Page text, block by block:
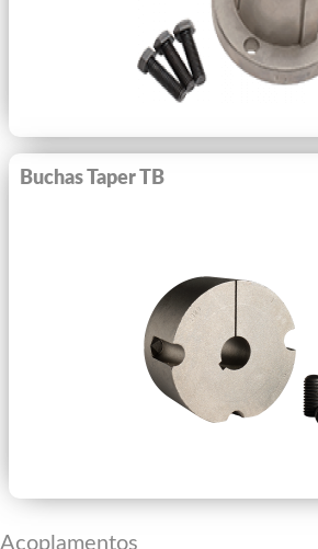
Ver
Buchas Taper TB
Acoplamentos